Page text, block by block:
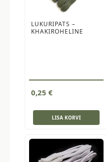
LUKURIPATS –
KHAKIROHELINE
0,25 €
LISA KORVI